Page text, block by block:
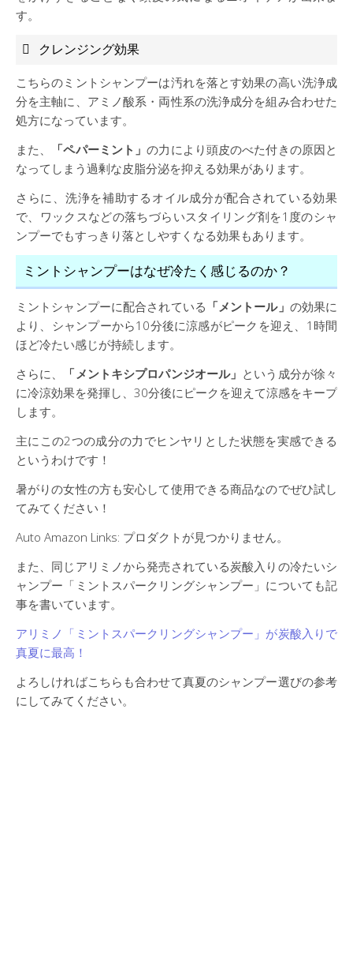
す。
クレンジング効果
こちらのミントシャンプーは汚れを落とす効果の高い洗浄成
分を主軸に、アミノ酸系・両性系の洗浄成分を組み合わせた
処方になっています。
また、
「ペパーミント」の力により頭皮のべた付きの原因と
なってしまう過剰な皮脂分泌を抑える効果があります。
さらに、洗浄を補助するオイル成分が配合されている効果
で、ワックスなどの落ちづらいスタイリング剤を1度のシャ
ンプーでもすっきり落としやすくなる効果もあります。
ミントシャンプーはなぜ冷たく感じるのか？
ミントシャンプーに配合されている 「メントール」 の効果に
より、シャンプーから10分後に涼感がピークを迎え、1時間
ほど冷たい感じが持続します。
さらに、
「メントキシプロパンジオール」 という成分が徐々
に冷涼効果を発揮し、30分後にピークを迎えて涼感をキープ
します。
主にこの2つの成分の力でヒンヤリとした状態を実感できる
というわけです！
暑がりの女性の方も安心して使用できる商品なのでぜひ試し
てみてください！
Auto Amazon Links: プロダクトが見つかりません。
また、同じアリミノから発売されている炭酸入りの冷たいシ
ャンプー「ミントスパークリングシャンプー」についても記
事を書いています。
アリミノ「ミントスパークリングシャンプー」が炭酸入りで
真夏に最高！
よろしければこちらも合わせて真夏のシャンプー選びの参考
にしてみてください。